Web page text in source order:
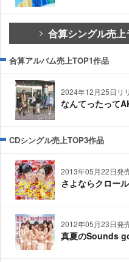
合算シングル売
合算アルバム売上TOP1作品
2024年12月25日リ
なんてったって
CDシングル売上TOP3作品
2013年05月22日発
さよならクロール
2012年05月23日発
真夏のSounds